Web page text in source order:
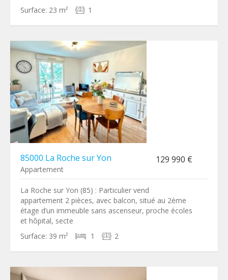
Surface: 23 m² 1
85000 La Roche sur Yon 129 990 €
Appartement
La Roche sur Yon (85) : Particulier vend
appartement 2 pièces, avec balcon, situé au 2ème
étage d’un immeuble sans ascenseur, proche écoles
et hôpital, secte
Surface: 39 m² 1 2